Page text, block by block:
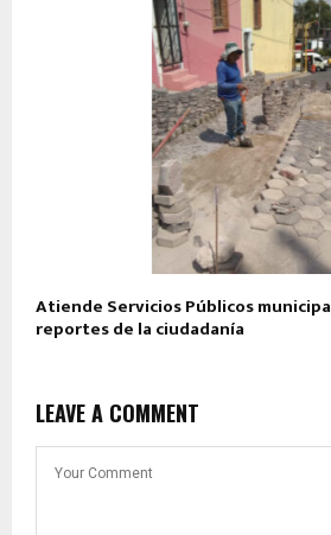
Atiende Servicios Públicos
reportes de la ciudadanía
LEAVE A COMMENT